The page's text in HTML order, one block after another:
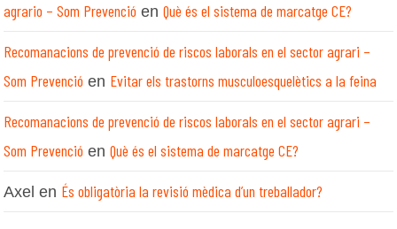
agrario – Som Prevenció enQuè és el sistema de marcatge CE?
Recomanacions de prevenció de riscos laborals en el sector agrari –
Som Prevenció en Evitar els trastorns musculoesquelètics a la feina
Recomanacions de prevenció de riscos laborals en el sector agrari –
Som Prevenció enQuè és el sistema de marcatge CE?
Axel en És obligatòria la revisió mèdica d’un treballador?